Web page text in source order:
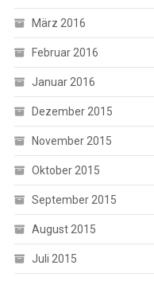
März 2016
Februar 2016
Januar 2016
Dezember 2015
November 2015
Oktober 2015
September 2015
August 2015
Juli 2015